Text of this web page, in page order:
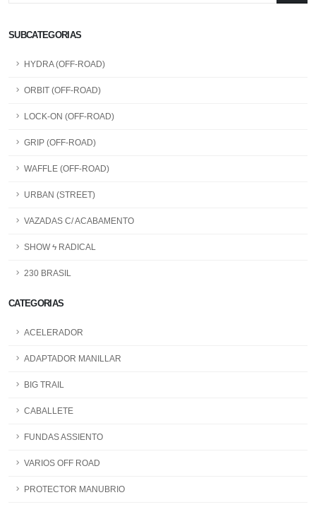
SUBCATEGORIAS
HYDRA (OFF-ROAD)
ORBIT (OFF-ROAD)
LOCK-ON (OFF-ROAD)
GRIP (OFF-ROAD)
WAFFLE (OFF-ROAD)
URBAN (STREET)
VAZADAS C/ ACABAMENTO
SHOW ϟ RADICAL
230 BRASIL
CATEGORIAS
ACELERADOR
ADAPTADOR MANILLAR
BIG TRAIL
CABALLETE
FUNDAS ASSIENTO
VARIOS OFF ROAD
PROTECTOR MANUBRIO